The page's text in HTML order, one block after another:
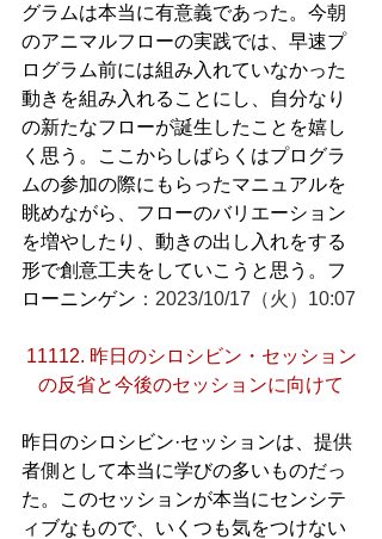
グラムは本当に有意義であった。今朝
のアニマルフローの実践では、早速プ
ログラム前には組み入れていなかった
動きを組み入れることにし、自分なり
の新たなフローが誕生したことを嬉し
く思う。ここからしばらくはプログラ
ムの参加の際にもらったマニュアルを
眺めながら、フローのバリエーション
を増やしたり、動きの出し入れをする
形で創意工夫をしていこうと思う。フ
ローニンゲン ：2023/10/17（火）10:07
11112. 昨日のシロシビン・セッション
の反省と今後のセッションに向けて
昨日のシロシビン·セッションは、提供
者側として本当に学びの多いものだっ
た。このセッションが本当にセンシテ
ィブなもので、いくつも気をつけない